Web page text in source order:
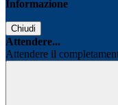
Informazione
Chiudi
Attendere...
Attendere il